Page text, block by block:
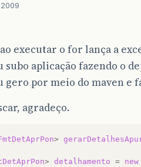
executar o for lança a
subo aplicação fazendo o
gero por meio do maven e
agradeço.
>
> detalhamento = new